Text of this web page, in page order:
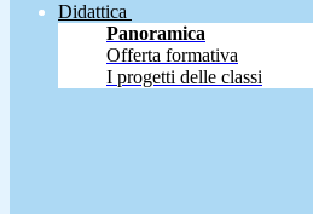
Didattica
Panoramica
Offerta formativa
I progetti delle classi